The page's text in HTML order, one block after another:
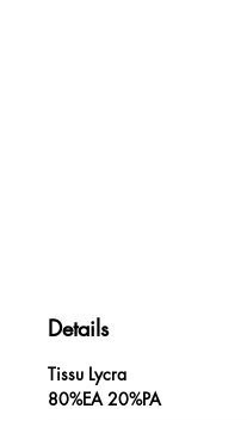
Details
Tissu Lycra
80%EA 20%PA